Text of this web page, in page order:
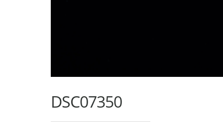
DSC07350